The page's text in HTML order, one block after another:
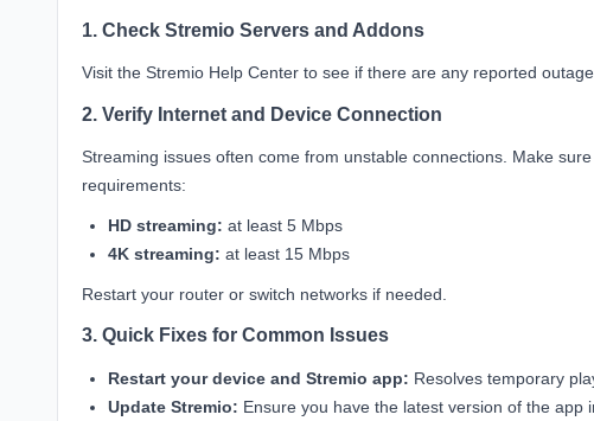
1. Check Stremio Servers and Addons
Visit the Stremio Help Center to see if there are any reported
2. Verify Internet and Device Connection
Streaming issues often come from unstable connections. Make
requirements:
HD streaming: at least 5 Mbps
4K streaming: at least 15 Mbps
Restart your router or switch networks if needed.
3. Quick Fixes for Common Issues
Restart your device and Stremio app: Resolves temporary
Update Stremio: Ensure you have the latest version of the app